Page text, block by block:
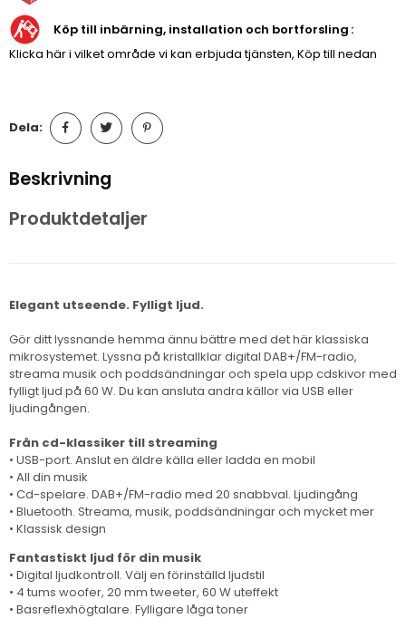
Köp till inbärning, installation och bortforsling
Klicka här i vilket område vi kan erbjuda tjänsten, Köp till nedan
Dela:
Beskrivning
Produktdetaljer
Elegant utseende. Fylligt ljud.
Gör ditt lyssnande hemma ännu bättre med det här klassiska
mikrosystemet. Lyssna på kristallklar digital DAB+/FM-radio,
streama musik och poddsändningar och spela upp cdskivor med
fylligt ljud på 60 W. Du kan ansluta andra källor via USB eller
ljudingången.
Från cd-klassiker till streaming
• USB-port. Anslut en äldre källa eller ladda en mobil
• All din musik
• Cd-spelare. DAB+/FM-radio med 20 snabbval. Ljudingång
• Bluetooth. Streama, musik, poddsändningar och mycket mer
• Klassisk design
Fantastiskt ljud för din musik
• Digital ljudkontroll. Välj en förinställd ljudstil
• 4 tums woofer, 20 mm tweeter, 60 W uteffekt
• Basreflexhögtalare. Fylligare låga toner